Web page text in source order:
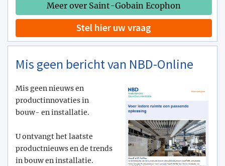
Meer over Saint-Gobain Ecophon
Stel hier uw vraag
Mis geen bericht van NBD-Online
Mis geen nieuws en
productinnovaties in
bouw- en installatie.
U ontvangt het laatste
productnieuws en de trends
in bouw en installatie.